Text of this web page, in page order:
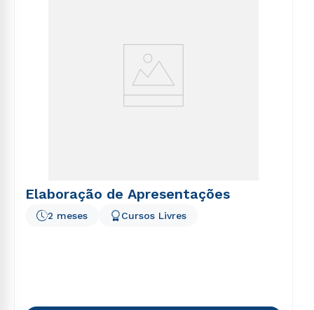
Elaboração de Apresentações
2 meses Cursos Livres